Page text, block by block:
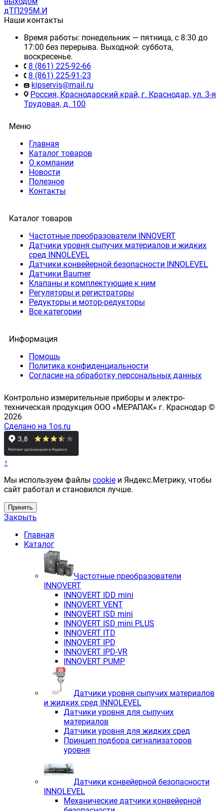
дТП295М.И
Наши контакты
Время работы: понедельник — пятница, с 8:30 до
17:00 без перерыва. Выходной: суббота,
воскресенье.
8 (861) 225-92-66
8 (861) 225-91-23
kipservis@mail.ru
Россия, Краснодарский край, г. Краснодар, ул. 3-я
Трудовая, д. 100
Меню
Главная
Каталог товаров
О компании
Новости
Полезное
Контакты
Каталог товаров
Частотные преобразователи INNOVERT
Датчики уровня сыпучих материалов и жидких
сред INNOLEVEL
Датчики конвейерной безопасности INNOLEVEL
Датчики Baumer
Клапаны и комплектующие к ним
Регуляторы и регистраторы
Редукторы и мотор-редукторы
Все категории
Информация
Помощь
Политика конфиденциальности
Согласие на обработку персональных данных
Контрольно измерительные приборы и электро-
техническая продукция ООО «МЕРАПАК» г. Краснодар ©
2026
Сделано на 1os.ru
↑
Мы используем файлы cookie и Яндекс.Метрику, чтобы
сайт работал и становился лучше.
Принять
Закрыть
Главная
Каталог
Частотные преобразователи
INNOVERT
INNOVERT IDD mini
INNOVERT VENT
INNOVERT ISD mini
INNOVERT ISD mini PLUS
INNOVERT ITD
INNOVERT IРD
INNOVERT IРD-VR
INNOVERT PUMP
Датчики уровня сыпучих материалов
и жидких сред INNOLEVEL
Датчики уровня для сыпучих
материалов
Датчики уровня для жидких сред
Принцип подбора сигнализаторов
уровня
Датчики конвейерной безопасности
INNOLEVEL
Механические датчики конвейерной